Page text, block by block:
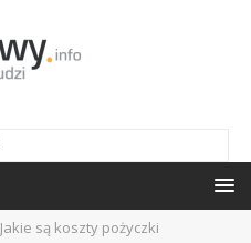
Jakie są koszty pożyczki